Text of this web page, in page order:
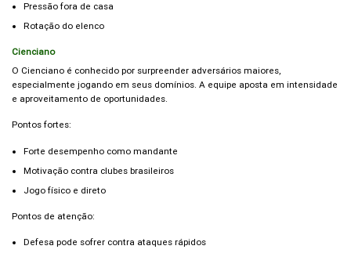
Pressão fora de casa
Rotação do elenco
Cienciano
O Cienciano é conhecido por surpreender adversários maiores,
especialmente jogando em seus domínios. A equipe aposta em intensidade
e aproveitamento de oportunidades.
Pontos fortes:
Forte desempenho como mandante
Motivação contra clubes brasileiros
Jogo físico e direto
Pontos de atenção:
Defesa pode sofrer contra ataques rápidos